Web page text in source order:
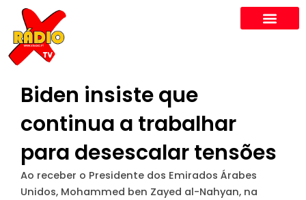
content
Biden insiste que
continua a trabalhar
para desescalar tensões
Ao receber o Presidente dos Emirados Árabes
Unidos, Mohammed ben Zayed al-Nahyan, na